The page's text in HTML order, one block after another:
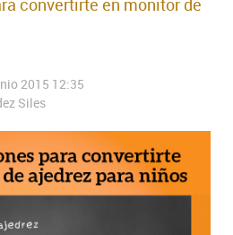
convertirte en monitor de
2015 12:35
Siles